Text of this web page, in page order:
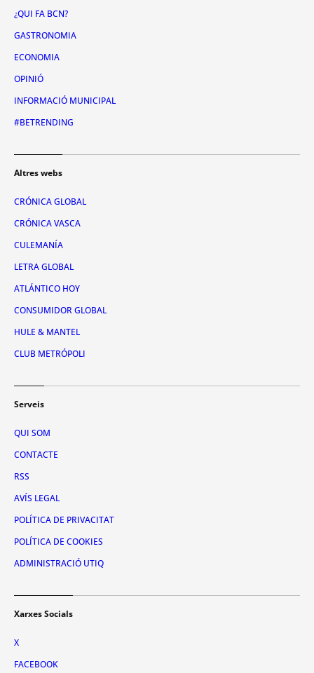
¿QUI FA BCN?
GASTRONOMIA
ECONOMIA
OPINIÓ
INFORMACIÓ MUNICIPAL
#BETRENDING
Altres webs
CRÓNICA GLOBAL
CRÓNICA VASCA
CULEMANÍA
LETRA GLOBAL
ATLÁNTICO HOY
CONSUMIDOR GLOBAL
HULE & MANTEL
CLUB METRÓPOLI
Serveis
QUI SOM
CONTACTE
RSS
AVÍS LEGAL
POLÍTICA DE PRIVACITAT
POLÍTICA DE COOKIES
ADMINISTRACIÓ UTIQ
Xarxes Socials
X
FACEBOOK